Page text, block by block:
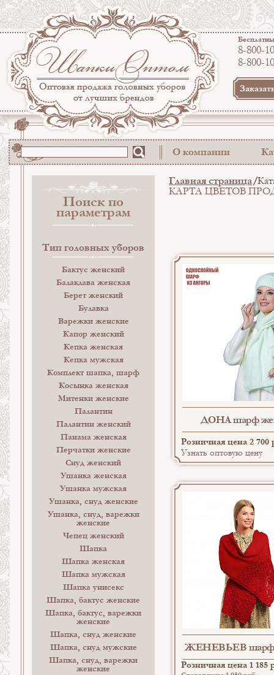
8-800-
8-800-
О компании
Поиск по
параметрам
Тип головных уборов
Бактус женский
Балаклава женская
Берет женский
Булавка
Варежки женские
Капор женский
Кепка женская
Кепка мужская
Комплект шапка, шарф
Косынка женская
Митенки женские
Палантин
Палантин женский
Панама женская
Перчатки женские
Снуд женский
Ушанка женская
Ушанка мужская
Ушанка, снуд женские
Ушанка, снуд, варежки
женские
Чепец женский
Шапка
Шапка женская
Шапка мужская
Шапка унисекс
Шапка, бактус женские
Шапка, бактус, варежки
женские
Шапка, снуд женские
Шапка, снуд мужские
Шапка, снуд, варежки
женские
Главная страница
КАРТА ЦВЕТОВ
ДОНА шарф
Розничная цена 2 700
Узнать оптовую цену
ЖЕНЕВЬЕВ шарф
Розничная цена 1 185